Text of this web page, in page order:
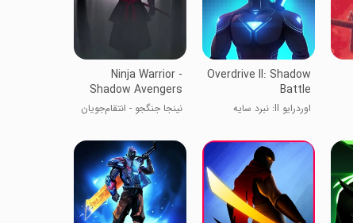
Overdrive II: Shadow
Battle
اوردرایو II: نبرد سایه
Ninja Warrior -
Shadow Avengers
نینجا جنگجو - انتقام‌جویان